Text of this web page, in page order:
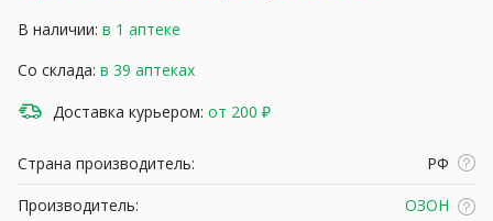
В наличии: в 1 аптеке
Со склада: в 39 аптеках
Доставка курьером: от 200 ₽
Страна производитель:
РФ
Производитель:
ОЗОН